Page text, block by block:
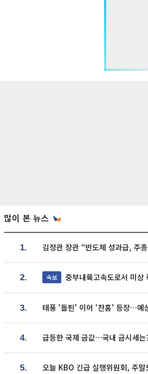
많이 본 뉴스
1. 김정관 장관 “반도체 성과급, 주
2. 속보 중부내륙고속도로서 미상
3. 태풍 '돌핀' 이어 '찬홈' 등장…예
4. 급등한 국제 금값…국내 금시세는
5. 오늘 KBO 긴급 실행위원회, 주말